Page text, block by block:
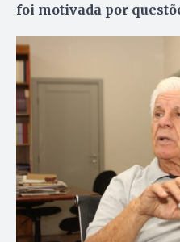
foi motivada por